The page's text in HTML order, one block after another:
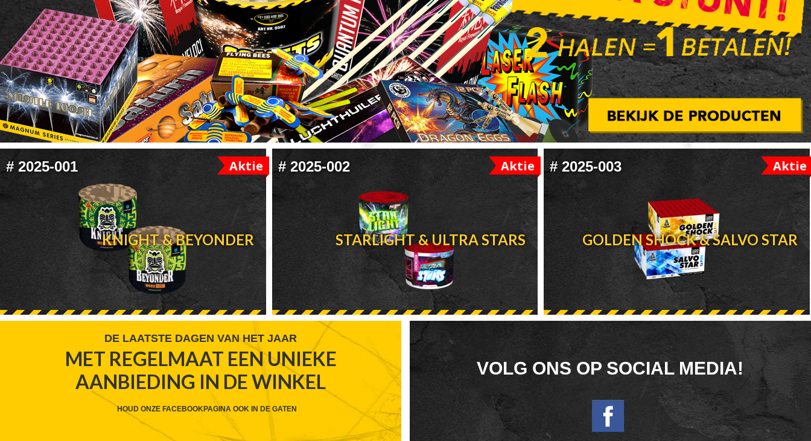
FOOTER
WIDGET
HEADER
# 2025-001 Aktie
KNIGHT & BEYONDER
# 2025-002 Aktie
STARLIGHT & ULTRA STARS
#2025-003 Aktie
GOLDEN SHOCK & SALVO STAR
WIDGET
HEADER
DE LAATSTE DAGEN VAN HET JAAR
MET REGELMAAT EEN UNIEKE
AANBIEDING IN DE WINKEL
HOUD ONZE FACEBOOKPAGINA OOK IN DE GATEN
FOOTER
WIDGET
HEADER
SOCIAL
VOLG ONS OP SOCIAL MEDIA!